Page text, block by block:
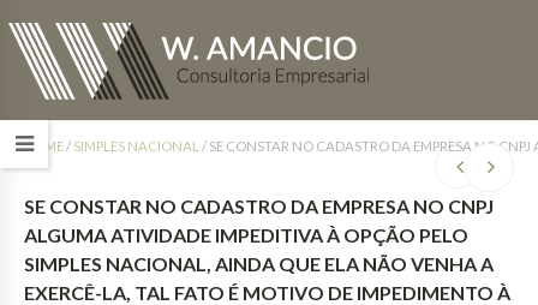
HOME/ SIMPLES NACIONAL / SE CONSTAR NO CADASTRO DA EMPRESA NO
SE CONSTAR NO CADASTRO DA EMPRESA NO CNPJ
ALGUMA ATIVIDADE IMPEDITIVA À OPÇÃO PELO
SIMPLES NACIONAL, AINDA QUE ELA NÃO VENHA A
EXERCÊ-LA, TAL FATO É MOTIVO DE IMPEDIMENTO À